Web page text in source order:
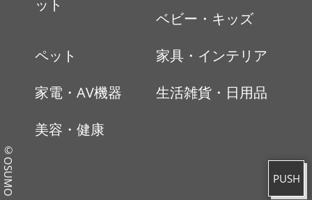
ット
ベビー・キッズ
ペット
家具・インテリア
家電・AV機器
生活雑貨・日用品
美容・健康
©OSUMO